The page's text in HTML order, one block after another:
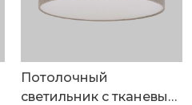
Потолочный
светильник с тканевым